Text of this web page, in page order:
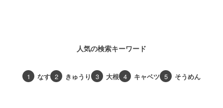
人気の検索キーワード
1 なす 2 きゅうり 3 大根 4 キャベツ 5 そうめん